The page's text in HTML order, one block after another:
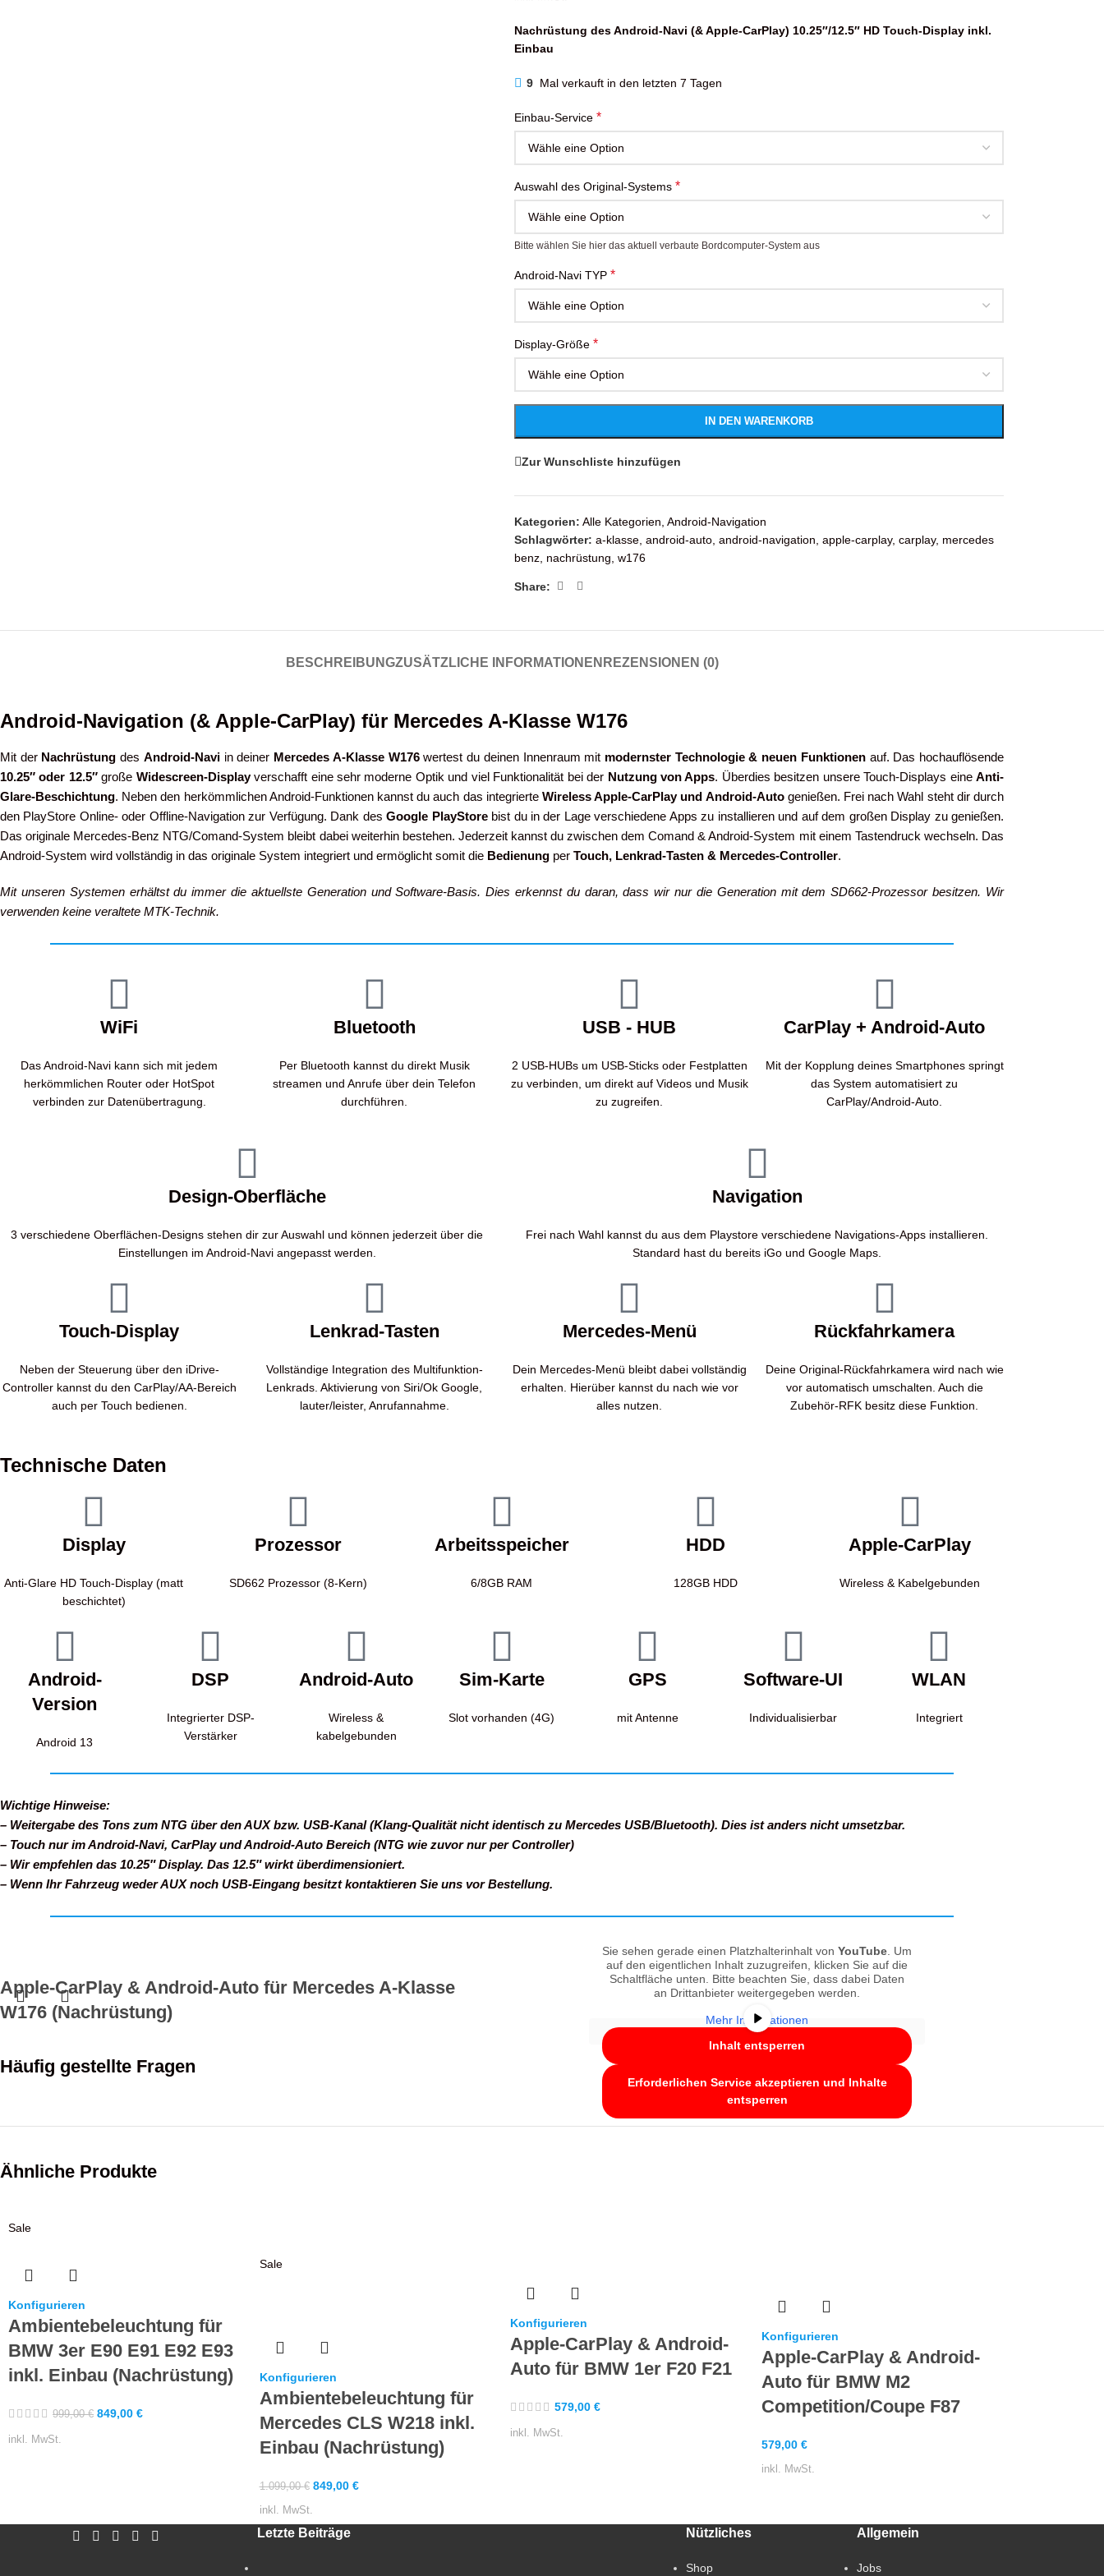
Nachrüstung des Android-Navi (& Apple-CarPlay) 10.25″/12.5″ HD Touch-Display inkl.
Einbau
9 Mal verkauft in den letzten 7 Tagen
Einbau-Service *
Auswahl des Original-Systems *
Bitte wählen Sie hier das aktuell verbaute Bordcomputer-System aus
Android-Navi TYP *
Display-Größe *
IN DEN WARENKORB
Zur Wunschliste hinzufügen
Kategorien: Alle Kategorien Android-Navigation
Schlagwörter: a-klasse, android-auto, android-navigation apple-carplay, carplay, mercedes
benz, nachrüstung w176
Share:
BESCHREIBUNGZUSÄTZLICHE INFORMATIONEN REZENSIONEN (0)
Android-Navigation (& Apple-CarPlay) für Mercedes A-Klasse W176
Mit der Nachrüstung des Android-Naviin deiner Mercedes A-Klasse W176wertest du deinen Innenraum mit modernster Technologie & neuen Funktionenauf. Das hochauflösende
10.25″ oder 12.5″große Widescreen-Displayverschafft eine sehr moderne Optik und viel Funktionalität bei der Nutzung von Apps. Überdies besitzen unsere Touch-Displays eineAnti-
Glare-Beschichtung. Neben den herkömmlichen Android-Funktionen kannst du auch das integrierte Wireless Apple-CarPlay und Android-Auto genießen. Frei nach Wahl steht dir durch
den PlayStore Online- oder Offline-Navigation zur Verfügung. Dank desGoogle PlayStorebist du in der Lage verschiedene Apps zu installieren und auf dem großen Display zu genießen.
Das originale Mercedes-Benz NTG/Comand-System bleibt dabei weiterhin bestehen. Jederzeit kannst du zwischen dem Comand & Android-System mit einem Tastendruck wechseln. Das
Android-System wird vollständig in das originale System integriert und ermöglicht somit die Bedienung per Touch, Lenkrad-Tasten & Mercedes-Controller.
Mit unseren Systemen erhältst du immer die aktuellste Generation und Software-Basis. Dies erkennst du daran, dass wir nur die Generation mit dem SD662-Prozessor besitzen. Wir
verwenden keine veraltete MTK-Technik.
WiFi
Das Android-Navi kann sich mit jedem
herkömmlichen Router oder HotSpot
verbinden zur Datenübertragung.
Bluetooth
Per Bluetooth kannst du direkt Musik
streamen und Anrufe über dein Telefon
durchführen.
USB - HUB
2 USB-HUBs um USB-Sticks oder Festplatten
zu verbinden, um direkt auf Videos und Musik
zu zugreifen.
CarPlay + Android-Auto
Mit der Kopplung deines Smartphones springt
das System automatisiert zu
CarPlay/Android-Auto.
Design-Oberfläche
3 verschiedene Oberflächen-Designs stehen dir zur Auswahl und können jederzeit über die
Einstellungen im Android-Navi angepasst werden.
Navigation
Frei nach Wahl kannst du aus dem Playstore verschiedene Navigations-Apps installieren.
Standard hast du bereits iGo und Google Maps.
Touch-Display
Neben der Steuerung über den iDrive-
Controller kannst du den CarPlay/AA-Bereich
auch per Touch bedienen.
Lenkrad-Tasten
Vollständige Integration des Multifunktion-
Lenkrads. Aktivierung von Siri/Ok Google,
lauter/leister, Anrufannahme.
Mercedes-Menü
Dein Mercedes-Menü bleibt dabei vollständig
erhalten. Hierüber kannst du nach wie vor
alles nutzen.
Rückfahrkamera
Deine Original-Rückfahrkamera wird nach wie
vor automatisch umschalten. Auch die
Zubehör-RFK besitz diese Funktion.
Technische Daten
Display
Anti-Glare HD Touch-Display (matt
beschichtet)
Prozessor
SD662 Prozessor (8-Kern)
Arbeitsspeicher
6/8GB RAM
HDD
128GB HDD
Apple-CarPlay
Wireless & Kabelgebunden
Android-
Version
Android 13
DSP
Integrierter DSP-
Verstärker
Android-Auto
Wireless &
kabelgebunden
Sim-Karte
Slot vorhanden (4G)
GPS
mit Antenne
Software-UI
Individualisierbar
WLAN
Integriert
Wichtige Hinweise:
– Weitergabe des Tons zum NTG über den AUX bzw. USB-Kanal (Klang-Qualität nicht identisch zu Mercedes USB/Bluetooth). Dies ist anders nicht umsetzbar.
– Touch nur im Android-Navi, CarPlay und Android-Auto Bereich (NTG wie zuvor nur per Controller)
– Wir empfehlen das 10.25″ Display. Das 12.5″ wirkt überdimensioniert.
– Wenn Ihr Fahrzeug weder AUX noch USB-Eingang besitzt kontaktieren Sie uns vor Bestellung.
Apple-CarPlay & Android-Auto für Mercedes A-Klasse
W176 (Nachrüstung)
Konfigurieren
Sie sehen gerade einen Platzhalterinhalt von YouTube . Um
auf den eigentlichen Inhalt zuzugreifen, klicken Sie auf die
Schaltfläche unten. Bitte beachten Sie, dass dabei Daten
an Drittanbieter weitergegeben werden.
Mehr Informationen
Inhalt entsperren
Erforderlichen Service akzeptieren und Inhalte
entsperren
Häufig gestellte Fragen
Ähnliche Produkte
Sale
Konfigurieren
Ambientebeleuchtung für
BMW 3er E90 E91 E92 E93
inkl. Einbau (Nachrüstung)
999,00€ 849,00 €
inkl. MwSt.
Sale
Konfigurieren
Ambientebeleuchtung für
Mercedes CLS W218 inkl.
Einbau (Nachrüstung)
1.099,00€ 849,00 €
inkl. MwSt.
Konfigurieren
Apple-CarPlay & Android-
Auto für BMW 1er F20 F21
579,00 €
inkl. MwSt.
Konfigurieren
Apple-CarPlay & Android-
Auto für BMW M2
Competition/Coupe F87
579,00 €
inkl. MwSt.
Letzte Beiträge Nützliches
Shop
Allgemein
Jobs